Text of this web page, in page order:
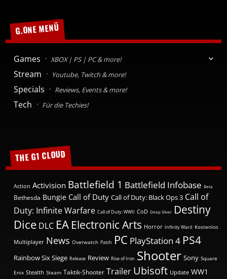
G.ONE MENÜ
Games XBOX | PS | PC & more!
Stream Youtube, Twitch & more!
Specials Reviews, Events & more!
Tech Für die Techies!
THE G1 CLOUD
Action Activision Battlefield 1 Battlefield Infobase Beta
Bethesda Bungie Call of Duty Call of Duty: Black Ops 3 Call of
Duty: Infinite Warfare Call of Duty: WWII CoD Deep Silver Destiny
Dice DLC EA Electronic Arts Horror Infinity Ward Kostenlos
Multiplayer News Overwatch Patch PC PlayStation 4 PS4
Rainbow Six Siege Release Review Rise of Iron Shooter Sony Square
Enix Stealth Steam Taktik-Shooter Trailer Ubisoft Update WW1